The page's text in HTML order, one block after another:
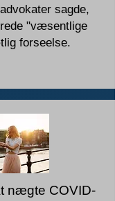
sagde,
"væsentlige
forseelse.
nægte COVID-